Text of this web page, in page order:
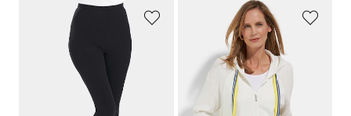
Comfortabele caprilegging
44,95 €
Laagste prijs van de afgelopen 30
BARBARA LEBEK
Sweatjasje met tricot en glansdetails
43,98 €
109,95 €
Laagste prijs van de afgelopen 30